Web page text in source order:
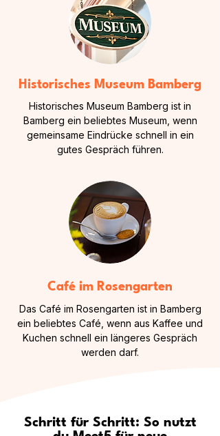
Historisches Museum Bamberg
Historisches Museum Bamberg ist in
Bamberg ein beliebtes Museum, wenn
gemeinsame Eindrücke schnell in ein
gutes Gespräch führen.
Café im Rosengarten
Das Café im Rosengarten ist in Bamberg
ein beliebtes Café, wenn aus Kaffee und
Kuchen schnell ein längeres Gespräch
werden darf.
Schritt für Schritt: So nutzt